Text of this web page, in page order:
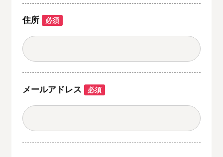
住所 必須
メールアドレス 必須